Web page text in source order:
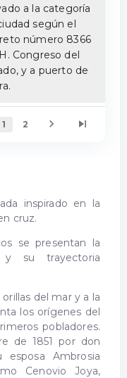
a la categoría
según el
número 8366
Congreso del
y a puerto de
1 2
inspirado en la
cruz.
se presentan la
su trayectoria
del mar y a la
los orígenes del
pobladores.
de 1851 por don
esposa Ambrosia
Cenovio Joya,